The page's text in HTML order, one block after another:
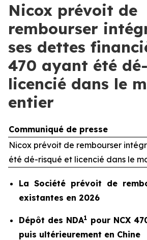
Nicox prévoit de
rembourser
ses dettes
470 ayant été
licencié dans le
entier
Communiqué de presse
Nicox prévoit de rembourser
été dé-risqué et licencié dans le
La Société prévoit de
existantes en 2026
Dépôt des NDA1 pour NCX
puis ultérieurement en Chine